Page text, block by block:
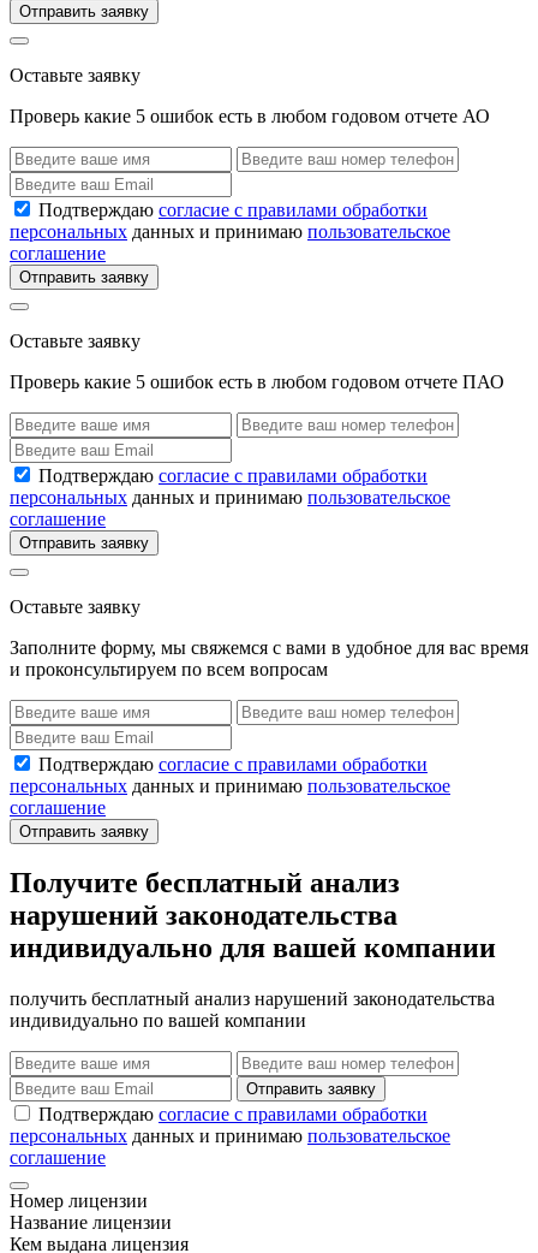
Отправить заявку
Оставьте заявку
Проверь какие 5 ошибок есть в любом годовом отчете АО
Подтверждаю согласие с правилами обработки
персональных данных и принимаю пользовательское
соглашение
Отправить заявку
Оставьте заявку
Проверь какие 5 ошибок есть в любом годовом отчете ПАО
Подтверждаю согласие с правилами обработки
персональных данных и принимаю пользовательское
соглашение
Отправить заявку
Оставьте заявку
Заполните форму, мы свяжемся с вами в удобное для вас время
и проконсультируем по всем вопросам
Подтверждаю согласие с правилами обработки
персональных данных и принимаю пользовательское
соглашение
Отправить заявку
Получите бесплатный анализ
нарушений законодательства
индивидуально для вашей компании
получить бесплатный анализ нарушений законодательства
индивидуально по вашей компании
Отправить заявку
Подтверждаю согласие с правилами обработки
персональных данных и принимаю пользовательское
соглашение
Номер лицензии
Название лицензии
Кем выдана лицензия